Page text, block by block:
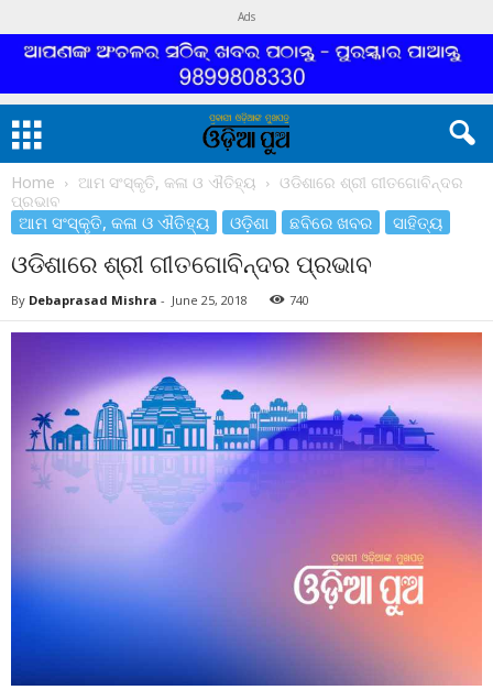
Ads
Home ଆମ ସଂସ୍କୃତି, କଳା ଓ ଐତିହ୍ୟ
ଓଡିଶାରେ ଶ୍ରୀ ଗୀତଗୋବିନ୍ଦର
ପ୍ରଭାବ
ଆମ ସଂସ୍କୃତି, କଳା ଓ ଐତିହ୍ୟ ଓଡ଼ିଶା ଛବିରେ ଖବର ସାହିତ୍ୟ
ଓଡିଶାରେ ଶ୍ରୀ ଗୀତଗୋବିନ୍ଦର ପ୍ରଭାବ
By Debaprasad Mishra - June 25, 2018 740